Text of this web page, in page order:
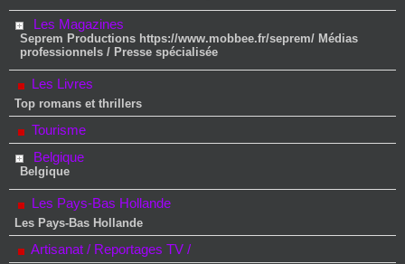
Les Magazines
Seprem Productions https://www.mobbee.fr/seprem/ Médias
professionnels / Presse spécialisée
Les Livres
Top romans et thrillers
Tourisme
Belgique
Belgique
Les Pays-Bas Hollande
Les Pays-Bas Hollande
Artisanat / Reportages TV /